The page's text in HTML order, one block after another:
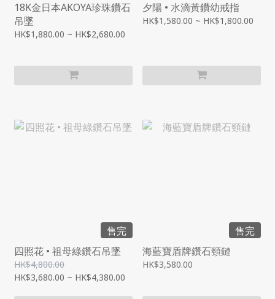
18K金日本AKOYA珍珠鑽石
吊墜
HK$1,880.00 ~ HK$2,680.00
夕陽 • 水滴黃鑽幼戒指
HK$1,580.00 ~ HK$1,800.00
售完
四照花 • 祖母綠鑽石吊墜
HK$4,800.00
HK$3,680.00 ~ HK$4,380.00
售完
海藍寶盾牌鑽石頸鏈
HK$3,580.00